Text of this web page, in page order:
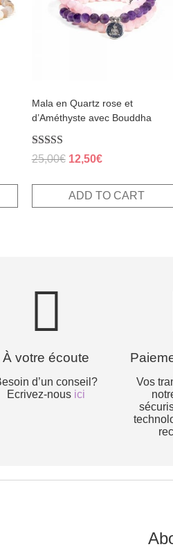
Mala en Quartz rose et
d’Améthyste avec Bouddha
Rated
5.00
25,00€ Original
was:
25,00€.
12,50€Current
is:
12,50€.
ADD TO CART
À votre écoute
d’un conseil?
Ecrivez-nous ici
Vos